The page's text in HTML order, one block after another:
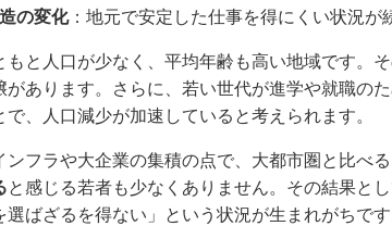
の変化：地元で安定した仕事を得にくい状況が
もと人口が少なく、平均年齢も高い地域です。そ
があります。さらに、若い世代が進学や就職の
で、人口減少が加速していると考えられます。
ンフラや大企業の集積の点で、大都市圏と比べ
と感じる若者も少なくありません。その結果と
選ばざるを得ない」という状況が生まれがちです